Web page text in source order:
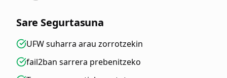
Sare Segurtasuna
UFW suharra arau zorrotzekin
fail2ban sarrera prebenitzeko